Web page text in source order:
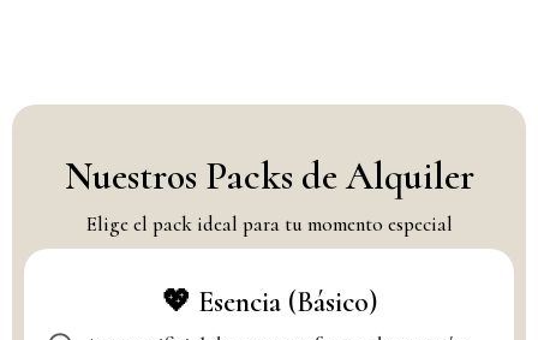
Nuestros Packs de Alquiler
Elige el pack ideal para tu momento especial
💖 Esencia (Básico)